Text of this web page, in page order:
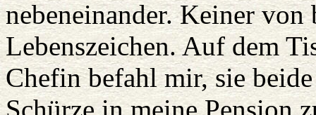
nebeneinander. Keiner
Lebenszeichen. Auf dem
Chefin befahl mir, sie